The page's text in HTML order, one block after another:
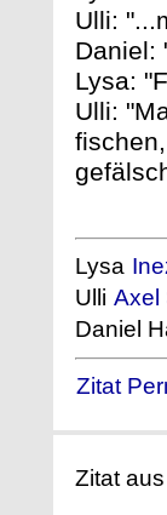
Ulli:
Daniel:
Lysa:
Ulli:
Lysa
Ulli Axel
Daniel
Zitat
Zitat aus